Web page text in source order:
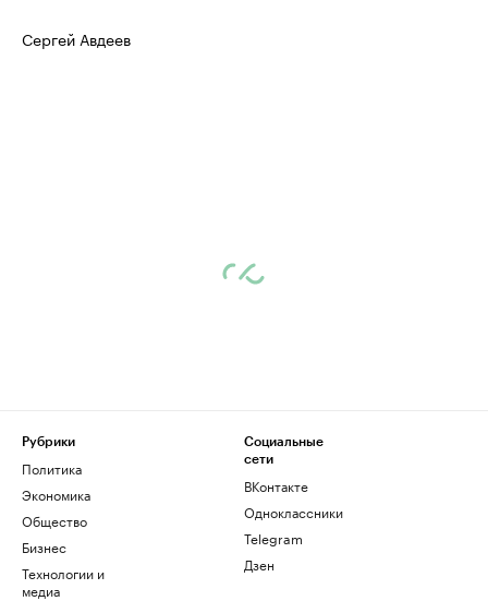
Сергей Авдеев
Рубрики
Политика
Экономика
Общество
Бизнес
Технологии и
медиа
Социальные
сети
ВКонтакте
Одноклассники
Telegram
Дзен